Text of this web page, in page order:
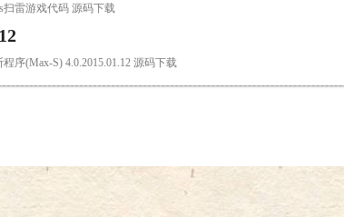
扫雷游戏代码 源码下载
序(Max-S) 4.0.2015.01.12 源码下载